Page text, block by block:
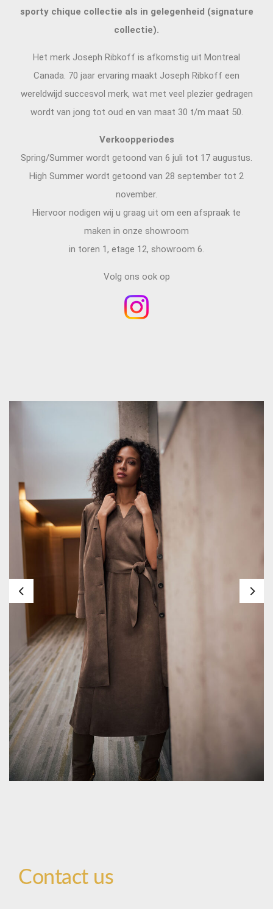
sporty chique collectie als in gelegenheid (signature
collectie).
Het merk Joseph Ribkoff is afkomstig uit Montreal
Canada. 70 jaar ervaring maakt Joseph Ribkoff een
wereldwijd succesvol merk, wat met veel plezier gedragen
wordt van jong tot oud en van maat 30 t/m maat 50.
Verkoopperiodes
Spring/Summer wordt getoond van 6 juli tot 17 augustus.
High Summer wordt getoond van 28 september tot 2
november.
Hiervoor nodigen wij u graag uit om een afspraak te
maken in onze showroom
in toren 1, etage 12, showroom 6.
Volg ons ook op
Contact us